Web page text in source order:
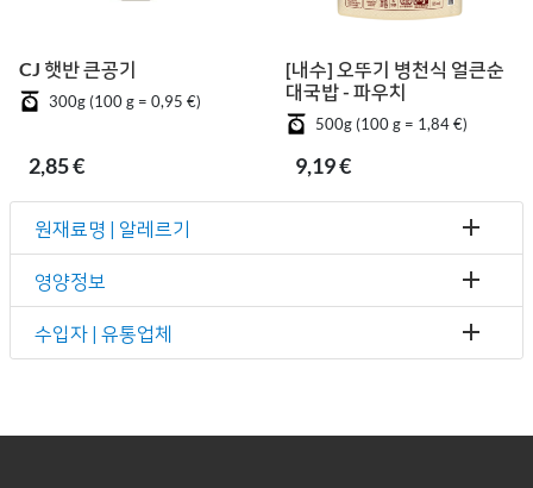
CJ 햇반 큰공기
300g (100 g = 0,95 €)
2,85 €
[내수] 오뚜기 병천식 얼큰순
대국밥 - 파우치
500g (100 g = 1,84 €)
9,19 €
원재료명 | 알레르기
영양정보
수입자 | 유통업체